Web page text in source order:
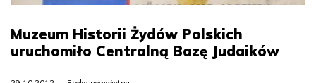
Muzeum Historii Żydów Polskich
uruchomiło Centralną Bazę Judaików